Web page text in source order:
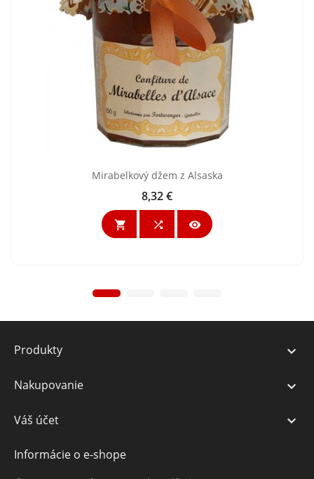
Mirabelkový džem z Alsaska
Cena
8,32 €
  
Produkty 
Nakupovanie 
Váš účet 
Informácie o e-shope